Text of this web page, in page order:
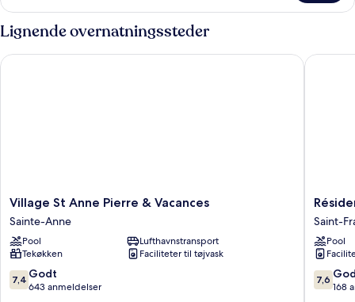
-
udsigt
til
pool
Lignende overnatningssteder
Village
St
Anne
Pierre
&
Vacances
Sainte-
Village St Anne Pierre & Vacances
Sainte-Anne
Pool
Lufthavnstransport
Tekøkken
Faciliteter til tøjvask
7.4
ud
7,4 Godt
643 anmeldelser
Village St Anne Pierre & Vacances
Le
Vallon
Saint-
François
Saint-
Pool
7.6
ud
7,6
168